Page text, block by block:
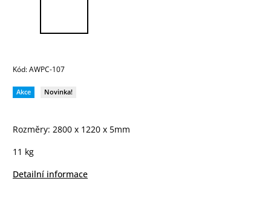
Kód:AWPC-107
Rozměry: 2800 x 1220 x 5mm
11 kg
Detailní informace
Akce Novinka!